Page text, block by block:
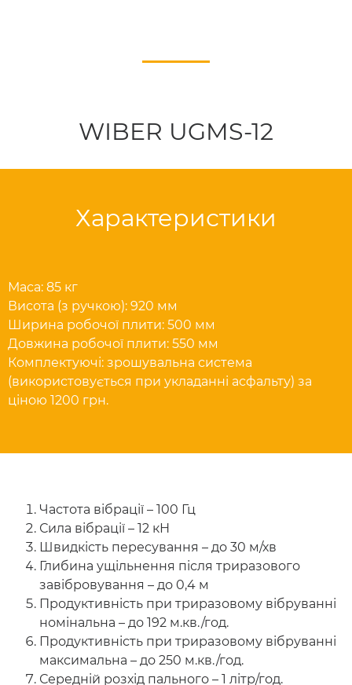
WIBER UGMS-12
Характеристики
Маса: 85 кг
Висота (з ручкою): 920 мм
Ширина робочої плити: 500 мм
Довжина робочої плити: 550 мм
Комплектуючі: зрошувальна система
(використовується при укладанні асфальту) за
ціною 1200 грн.
Частота вібрації – 100 Гц
Сила вібрації – 12 кН
Швидкість пересування – до 30 м/хв
Глибина ущільнення після триразового
завібровування – до 0,4 м
Продуктивність при триразовому вібруванні
номінальна – до 192 м.кв./год.
Продуктивність при триразовому вібруванні
максимальна – до 250 м.кв./год.
Середній розхід пального – 1 літр/год.